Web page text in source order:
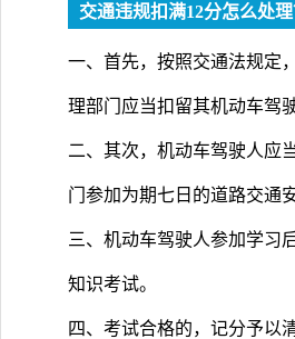
交通违规扣满12分怎么处理
一、首先，按照交通法规定
理部门应当扣留其机动车驾驶
二、其次，机动车驾驶人应
门参加为期七日的道路交通
三、机动车驾驶人参加学习
知识考试。
四、考试合格的，记分予以